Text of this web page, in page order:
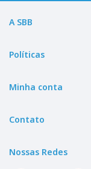
A SBB
Políticas
Minha conta
Contato
Nossas Redes